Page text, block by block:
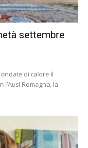
settembre
ondate di calore il
Romagna, la